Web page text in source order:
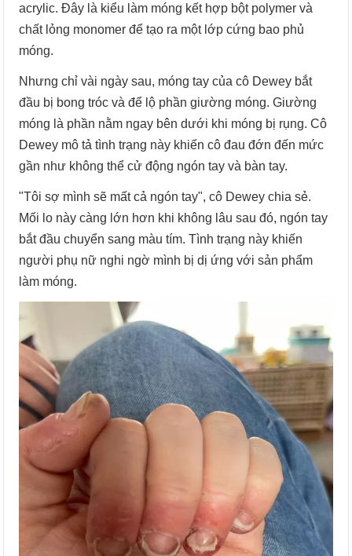
acrylic. Đây là kiểu làm móng kết hợp bột polymer và
chất lỏng monomer để tạo ra một lớp cứng bao phủ
móng.
Nhưng chỉ vài ngày sau, móng tay của cô Dewey bắt
đầu bị bong tróc và để lộ phần giường móng. Giường
móng là phần nằm ngay bên dưới khi móng bị rụng. Cô
Dewey mô tả tình trạng này khiến cô đau đớn đến mức
gần như không thể cử động ngón tay và bàn tay.
"Tôi sợ mình sẽ mất cả ngón tay", cô Dewey chia sẻ.
Mối lo này càng lớn hơn khi không lâu sau đó, ngón tay
bắt đầu chuyển sang màu tím. Tình trạng này khiến
người phụ nữ nghi ngờ mình bị dị ứng với sản phẩm
làm móng.